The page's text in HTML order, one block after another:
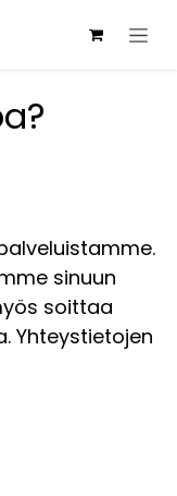
sinuun
soittaa
Yhteystietojen